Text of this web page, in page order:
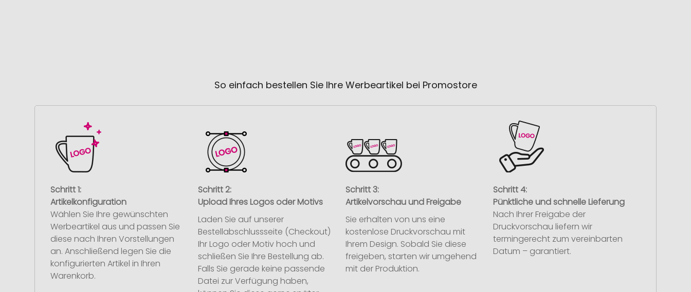
So einfach bestellen Sie Ihre Werbeartikel bei Promostore
Schritt 1:
Artikelkonfiguration
Wählen Sie Ihre gewünschten
Werbeartikel aus und passen Sie
diese nach Ihren Vorstellungen
an. Anschließend legen Sie die
konfigurierten Artikel in Ihren
Warenkorb.
Schritt 2:
Upload Ihres Logos oder Motivs
Laden Sie auf unserer
Bestellabschlussseite (Checkout)
Ihr Logo oder Motiv hoch und
schließen Sie Ihre Bestellung ab.
Falls Sie gerade keine passende
Datei zur Verfügung haben,
Schritt 3:
Artikelvorschau und Freigabe
Sie erhalten von uns eine
kostenlose Druckvorschau mit
Ihrem Design. Sobald Sie diese
freigeben, starten wir umgehend
mit der Produktion.
Schritt 4:
Pünktliche und schnelle Lieferung
Nach Ihrer Freigabe der
Druckvorschau liefern wir
termingerecht zum vereinbarten
Datum – garantiert.